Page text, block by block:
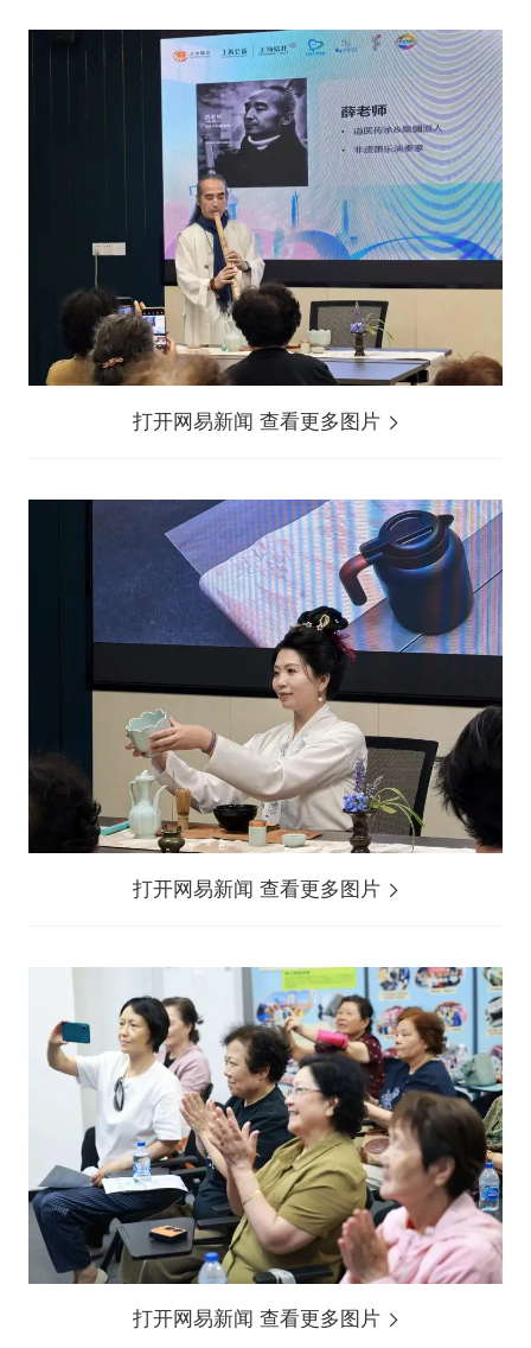
打开网易新闻 查看更多图片
打开网易新闻 查看更多图片
打开网易新闻 查看更多图片